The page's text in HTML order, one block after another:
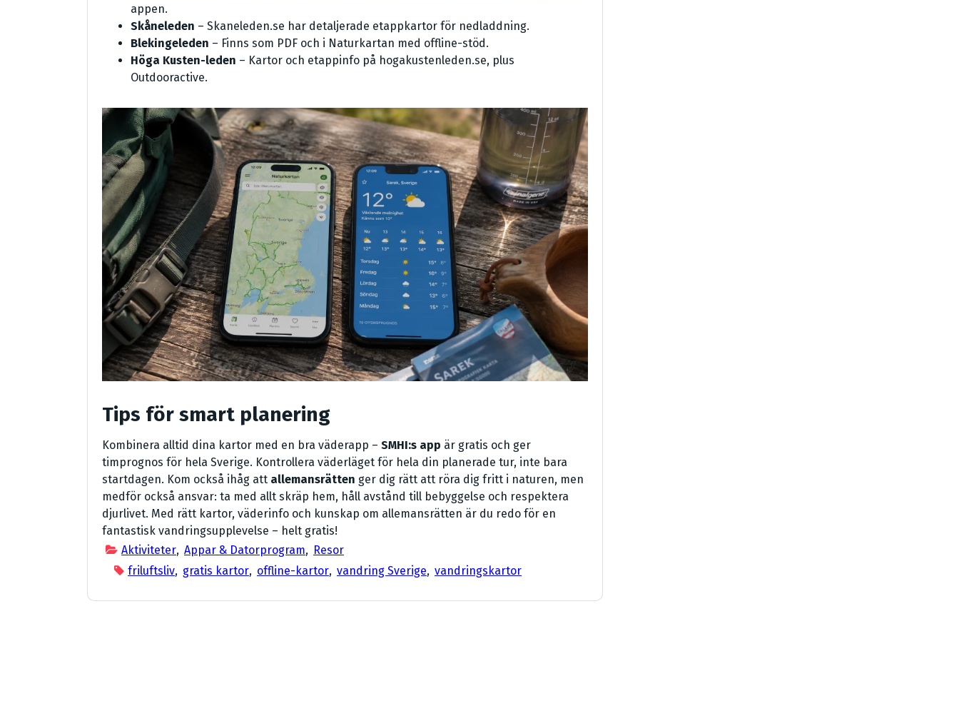
appen.
Skåneleden – Skaneleden.se har detaljerade etappkartor för nedladdning.
Blekingeleden – Finns som PDF och i Naturkartan med offline-stöd.
Höga Kusten-leden – Kartor och etappinfo på hogakustenleden.se, plus
Outdooractive.
Tips för smart planering
Kombinera alltid dina kartor med en bra väderapp – SMHI:s app är gratis och ger
timprognos för hela Sverige. Kontrollera väderläget för hela din planerade tur, inte bara
startdagen. Kom också ihåg att allemansrätten ger dig rätt att röra dig fritt i naturen, men
medför också ansvar: ta med allt skräp hem, håll avstånd till bebyggelse och respektera
djurlivet. Med rätt kartor, väderinfo och kunskap om allemansrätten är du redo för en
fantastisk vandringsupplevelse – helt gratis!
Aktiviteter, Appar & Datorprogram, Resor
friluftsliv, gratis kartor, offline-kartor, vandring Sverige, vandringskartor